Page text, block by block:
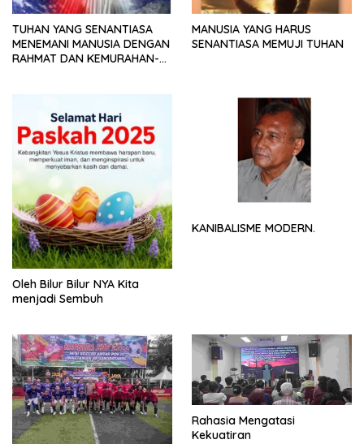
TUHAN YANG SENANTIASA
MENEMANI MANUSIA DENGAN
RAHMAT DAN KEMURAHAN-
MANUSIA YANG HARUS
SENANTIASA MEMUJI TUHAN
Oleh Bilur Bilur NYA Kita
menjadi Sembuh
KANIBALISME MODERN.
Rahasia Mengatasi
Kekuatiran